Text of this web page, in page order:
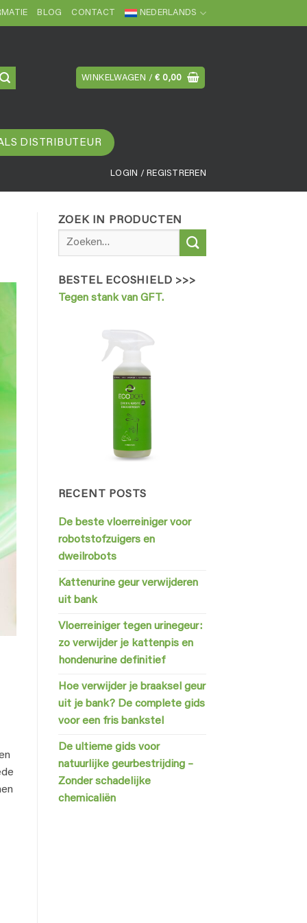
BLOG CONTACT NEDERLANDS
WINKELWAGEN /€ 0,00
DISTRIBUTEUR
LOGIN / REGISTREREN
ZOEK IN PRODUCTEN
Zoeken
BESTEL ECOSHIELD >>>
Tegen stank van GFT.
RECENT POSTS
De beste vloerreiniger voor
robotstofzuigers en
dweilrobots
Kattenurine geur verwijderen
uit bank
Vloerreiniger tegen urinegeur:
zo verwijder je kattenpis en
hondenurine definitief
Hoe verwijder je braaksel geur
uit je bank? De complete gids
voor een fris bankstel
De ultieme gids voor
natuurlijke geurbestrijding –
Zonder schadelijke
chemicaliën